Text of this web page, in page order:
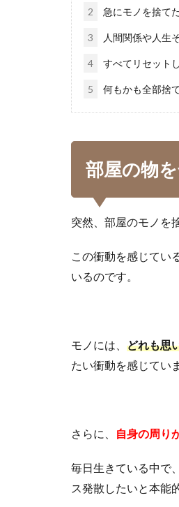
2 急にモノを捨て
3 人間関係や人生
4 すべてリセット
5 何もかも全部捨
部屋の物
突然、部屋のモノを
この衝動を感じてい
いるのです。
モノには、 どれも思
たい衝動を感じてい
さらに、 自身の周り
毎日生きている中で
ス発散したいと本能